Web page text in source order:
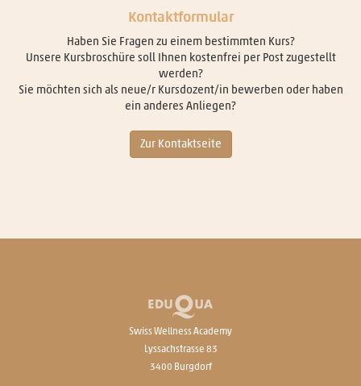
Kontaktformular
Haben Sie Fragen zu einem bestimmten Kurs?
Unsere Kursbroschüre soll Ihnen kostenfrei per Post zugestellt
werden?
Sie möchten sich als neue/r Kursdozent/in bewerben oder haben
ein anderes Anliegen?
Zur Kontaktseite
Swiss Wellness Academy
Lyssachstrasse 83
3400 Burgdorf